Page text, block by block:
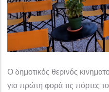
Ο δημοτικός θερινός
για πρώτη φορά τις πόρτες